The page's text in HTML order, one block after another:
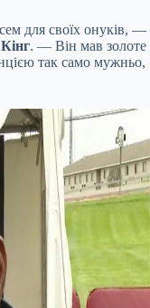
для своїх онуків, —
. — Він мав золоте
так само мужньо,